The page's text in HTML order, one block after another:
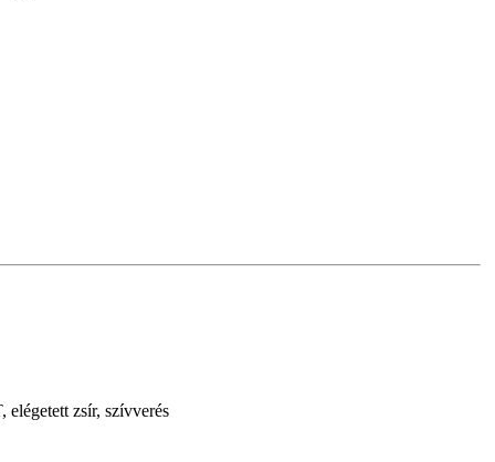
elégetett zsír, szívverés